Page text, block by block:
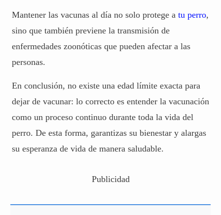
Mantener las vacunas al día no solo protege a tu perro,
sino que también previene la transmisión de
enfermedades zoonóticas que pueden afectar a las
personas.
En conclusión, no existe una edad límite exacta para
dejar de vacunar: lo correcto es entender la vacunación
como un proceso continuo durante toda la vida del
perro. De esta forma, garantizas su bienestar y alargas
su esperanza de vida de manera saludable.
Publicidad